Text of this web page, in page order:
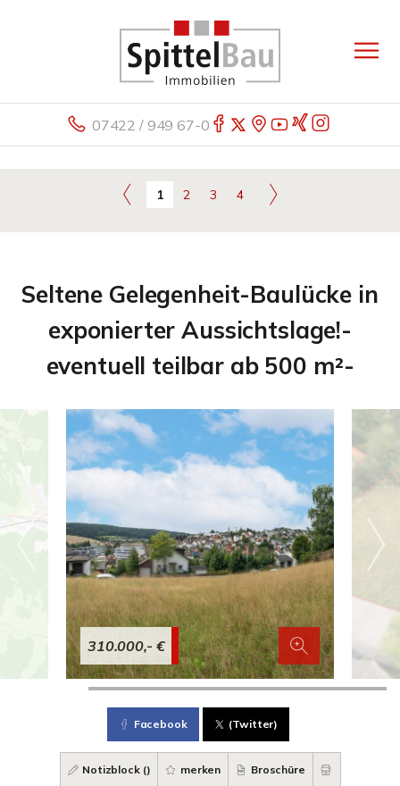
07422 / 949 67-0
1 2 3 4
Seltene Gelegenheit-Baulücke in
exponierter Aussichtslage!-
eventuell teilbar ab 500 m²-
310.000,- €
Facebook (Twitter)
Notizblock () merken Broschüre